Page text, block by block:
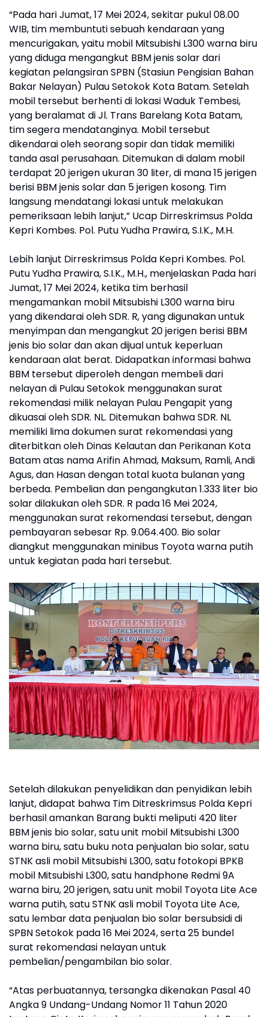
“Pada hari Jumat, 17 Mei 2024, sekitar pukul 08.00
WIB, tim membuntuti sebuah kendaraan yang
mencurigakan, yaitu mobil Mitsubishi L300 warna biru
yang diduga mengangkut BBM jenis solar dari
kegiatan pelangsiran SPBN (Stasiun Pengisian Bahan
Bakar Nelayan) Pulau Setokok Kota Batam. Setelah
mobil tersebut berhenti di lokasi Waduk Tembesi,
yang beralamat di Jl. Trans Barelang Kota Batam,
tim segera mendatanginya. Mobil tersebut
dikendarai oleh seorang sopir dan tidak memiliki
tanda asal perusahaan. Ditemukan di dalam mobil
terdapat 20 jerigen ukuran 30 liter, di mana 15 jerigen
berisi BBM jenis solar dan 5 jerigen kosong. Tim
langsung mendatangi lokasi untuk melakukan
pemeriksaan lebih lanjut,” Ucap Dirreskrimsus Polda
Kepri Kombes. Pol. Putu Yudha Prawira, S.I.K., M.H.
Lebih lanjut Dirreskrimsus Polda Kepri Kombes. Pol.
Putu Yudha Prawira, S.I.K., M.H., menjelaskan Pada hari
Jumat, 17 Mei 2024, ketika tim berhasil
mengamankan mobil Mitsubishi L300 warna biru
yang dikendarai oleh SDR. R, yang digunakan untuk
menyimpan dan mengangkut 20 jerigen berisi BBM
jenis bio solar dan akan dijual untuk keperluan
kendaraan alat berat. Didapatkan informasi bahwa
BBM tersebut diperoleh dengan membeli dari
nelayan di Pulau Setokok menggunakan surat
rekomendasi milik nelayan Pulau Pengapit yang
dikuasai oleh SDR. NL. Ditemukan bahwa SDR. NL
memiliki lima dokumen surat rekomendasi yang
diterbitkan oleh Dinas Kelautan dan Perikanan Kota
Batam atas nama Arifin Ahmad, Maksum, Ramli, Andi
Agus, dan Hasan dengan total kuota bulanan yang
berbeda. Pembelian dan pengangkutan 1.333 liter bio
solar dilakukan oleh SDR. R pada 16 Mei 2024,
menggunakan surat rekomendasi tersebut, dengan
pembayaran sebesar Rp. 9.064.400. Bio solar
diangkut menggunakan minibus Toyota warna putih
untuk kegiatan pada hari tersebut.
Setelah dilakukan penyelidikan dan penyidikan lebih
lanjut, didapat bahwa Tim Ditreskrimsus Polda Kepri
berhasil amankan Barang bukti meliputi 420 liter
BBM jenis bio solar, satu unit mobil Mitsubishi L300
warna biru, satu buku nota penjualan bio solar, satu
STNK asli mobil Mitsubishi L300, satu fotokopi BPKB
mobil Mitsubishi L300, satu handphone Redmi 9A
warna biru, 20 jerigen, satu unit mobil Toyota Lite Ace
warna putih, satu STNK asli mobil Toyota Lite Ace,
satu lembar data penjualan bio solar bersubsidi di
SPBN Setokok pada 16 Mei 2024, serta 25 bundel
surat rekomendasi nelayan untuk
pembelian/pengambilan bio solar.
“Atas perbuatannya, tersangka dikenakan Pasal 40
Angka 9 Undang-Undang Nomor 11 Tahun 2020